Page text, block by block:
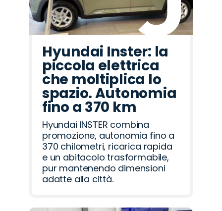
Hyundai Inster: la
piccola elettrica
che moltiplica lo
spazio. Autonomia
fino a 370 km
Hyundai INSTER combina
promozione, autonomia fino a
370 chilometri, ricarica rapida
e un abitacolo trasformabile,
pur mantenendo dimensioni
adatte alla città.